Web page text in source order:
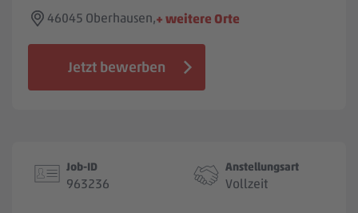
46045 Oberhausen,+ weitere Orte
Jetzt bewerben
Job-ID
963236
Anstellungsart
Vollzeit